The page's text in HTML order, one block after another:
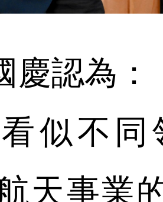
慶認為：
似不
天事業